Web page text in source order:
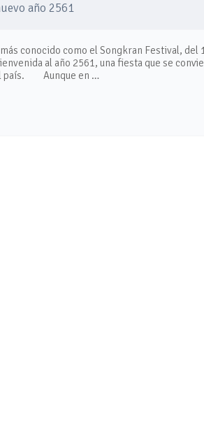
año 2561
conocido como el Songkran Festival, del
al año 2561, una fiesta que se
país. Aunque en …